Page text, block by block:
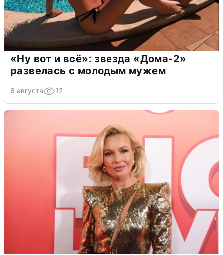
«Ну вот и всё»: звезда «Дома-2»
развелась с молодым мужем
6 августа 12